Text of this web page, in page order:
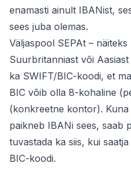
enamasti ainult IBANist,
sees juba olemas.
Väljaspool SEPAt –
Suurbritanniast või
ka SWIFT/BIC-koodi, et
BIC võib olla 8-kohaline
(konkreetne kontor). Kuna
paikneb IBANi sees, saab
tuvastada ka siis, kui
BIC-koodi.